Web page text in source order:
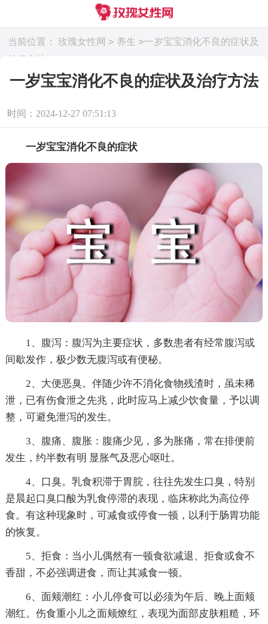
当前位置： 玫瑰女性网 > 养生 >一岁宝宝消化不良的症状及
治疗方法
一岁宝宝消化不良的症状及治疗方法
时间：2024-12-27 07:51:13
一岁宝宝消化不良的症状
1、腹泻：腹泻为主要症状，多数患者有经常腹泻或
间歇发作，极少数无腹泻或有便秘。
2、大便恶臭。伴随少许不消化食物残渣时，虽未稀
泄，已有伤食泄之先兆，此时应马上减少饮食量，予以调
整，可避免泄泻的发生。
3、腹痛、腹胀：腹痛少见，多为胀痛，常在排便前
发生，约半数有明 显胀气及恶心呕吐。
4、口臭。乳食积滞于胃脘，往往先发生口臭，特别
是晨起口臭口酸为乳食停滞的表现，临床称此为高位停
食。有这种现象时，可减食或停食一顿，以利于肠胃功能
的恢复。
5、拒食：当小儿偶然有一顿食欲减退、拒食或食不
香甜，不必强调进食，而让其减食一顿。
6、面颊潮红：小儿停食可以必须为午后、晚上面颊
潮红。伤食重小儿之面颊燎红，表现为面部皮肤粗糙，环